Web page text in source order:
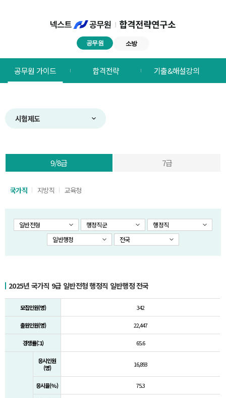
공무원 소방
합격전략연구소
메뉴
공무원 가이드 합격전략 기출&해설강의
시험제도
9/8급 7급
국가직 지방직 교육청
일반전형 행정직군
행정직
일반행정
전국
2025년 국가직 9급 일반전형 행정직 일반행정 전국
모집인원(명) 342
출원인원(명) 22,447
경쟁률(:1) 65.6
응시인원
(명)
16,893
응시율(%) 75.3